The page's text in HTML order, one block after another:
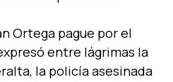
Ortega pague por el
entre lágrimas la
la policí­a asesinada